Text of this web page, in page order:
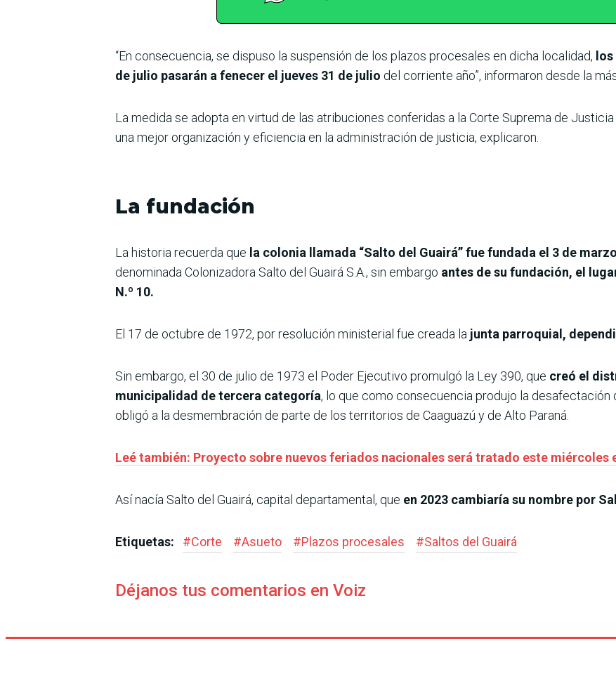
“En consecuencia, se dispuso la suspensión de los plazos procesales en dicha localidad,
de julio pasarán a fenecer el jueves 31 de julio del corriente año”, informaron desde la
La medida se adopta en virtud de las atribuciones conferidas a la Corte Suprema de
una mejor organización y eficiencia en la administración de justicia, explicaron.
La fundación
La historia recuerda que la colonia llamada “Salto del Guairá” fue fundada el 3 de
denominada Colonizadora Salto del Guairá S.A., sin embargo antes de su fundación, el
N.º 10.
El 17 de octubre de 1972, por resolución ministerial fue creada la junta parroquial,
Sin embargo, el 30 de julio de 1973 el Poder Ejecutivo promulgó la Ley 390, que creó el
municipalidad de tercera categoría, lo que como consecuencia produjo la desafectación
obligó a la desmembración de parte de los territorios de Caaguazú y de Alto Paraná.
Leé también: Proyecto sobre nuevos feriados nacionales será tratado este miércoles
Así nacía Salto del Guairá, capital departamental, que en 2023 cambiaría su nombre por
Etiquetas: #Corte #Asueto #Plazos procesales #Saltos del Guairá
Déjanos tus comentarios en Voiz